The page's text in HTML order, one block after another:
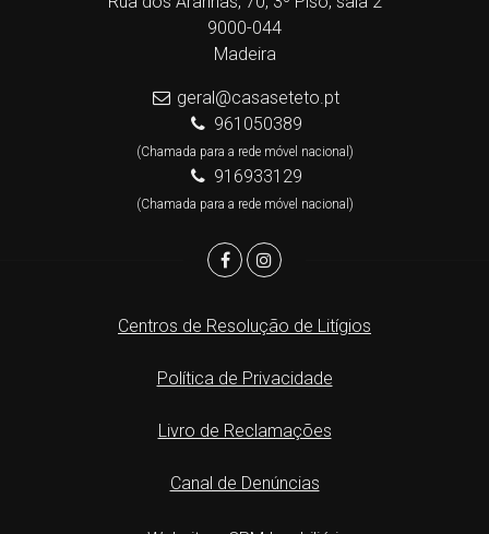
9000-044
Madeira
geral@casaseteto.pt
961050389
(Chamada para a rede móvel nacional)
916933129
(Chamada para a rede móvel nacional)
Centros de Resolução de Litígios
Política de Privacidade
Livro de Reclamações
Canal de Denúncias